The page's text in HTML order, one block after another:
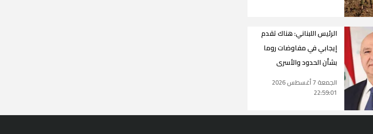
الرئيس اللبناني: هناك تقدم
إيجابي في مفاوضات روما
بشأن الحدود والأسرى
الجمعة 7 أغسطس 2026
22:59:01